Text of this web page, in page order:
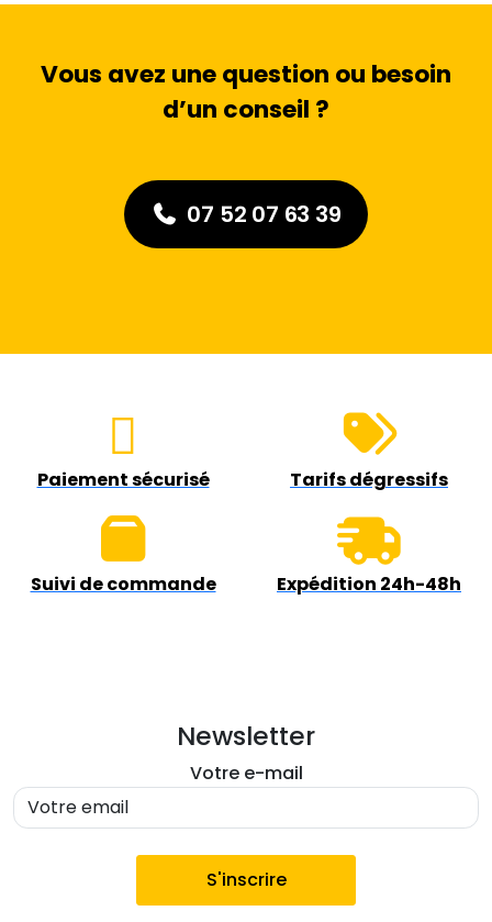
Vous avez une question ou besoin
d’un conseil ?
07 52 07 63 39
Paiement sécurisé Tarifs dégressifs
Suivi de commande Expédition 24h-48h
Newsletter
Votre e-mail